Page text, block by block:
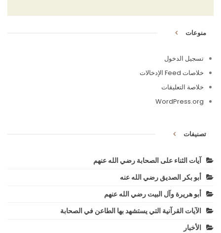
منوعات
تسجيل الدخول
خلاصات Feed الإدخالات
خلاصة التعليقات
WordPress.org
تصنيفات
آيات الثناء على الصحابة رضي الله عنهم
أبو بكر الصديق رضي الله عنه
أبو هريرة وآل البيت رضي الله عنهم
الآيات القرآنية التي يستشهد بها الطاعن في الصحابة
الأخبار